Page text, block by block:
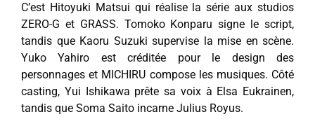
C’est Hitoyuki Matsui qui réalise la série aux studios
ZERO-G et GRASS. Tomoko Konparu signe le script,
tandis que Kaoru Suzuki supervise la mise en scène.
Yuko Yahiro est créditée pour le design des
personnages et MICHIRU compose les musiques. Côté
casting, Yui Ishikawa prête sa voix à Elsa Eukrainen,
tandis que Soma Saito incarne Julius Royus.